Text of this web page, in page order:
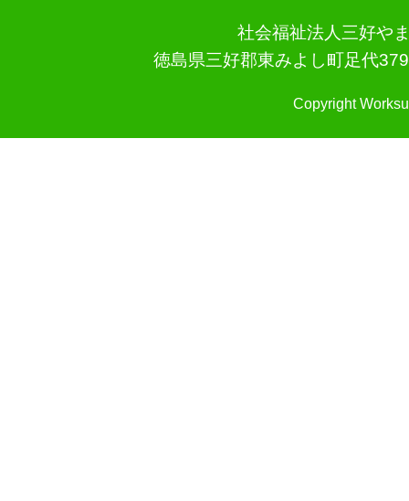
社会福祉法人三好や
徳島県三好郡東みよし町足代
Copyright